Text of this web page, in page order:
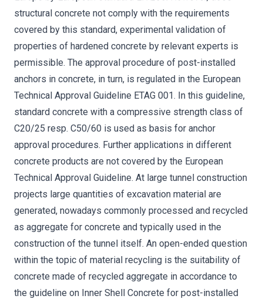
structural concrete not comply with the requirements
covered by this standard, experimental validation of
properties of hardened concrete by relevant experts is
permissible. The approval procedure of post-installed
anchors in concrete, in turn, is regulated in the European
Technical Approval Guideline ETAG 001. In this guideline,
standard concrete with a compressive strength class of
C20/25 resp. C50/60 is used as basis for anchor
approval procedures. Further applications in different
concrete products are not covered by the European
Technical Approval Guideline. At large tunnel construction
projects large quantities of excavation material are
generated, nowadays commonly processed and recycled
as aggregate for concrete and typically used in the
construction of the tunnel itself. An open-ended question
within the topic of material recycling is the suitability of
concrete made of recycled aggregate in accordance to
the guideline on Inner Shell Concrete for post-installed